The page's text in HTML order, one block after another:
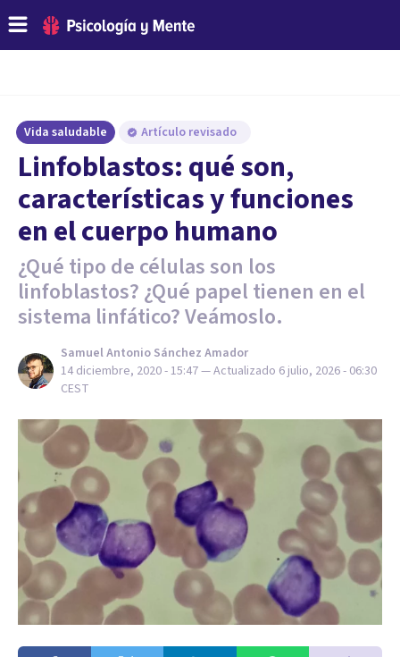
Vida saludable Artículo revisado
Linfoblastos: qué son,
características y funciones
en el cuerpo humano
¿Qué tipo de células son los
linfoblastos? ¿Qué papel tienen en el
sistema linfático? Veámoslo.
Samuel Antonio Sánchez Amador
14 diciembre, 2020 - 15:47— Actualizado 6 julio, 2026 - 06:30
CEST